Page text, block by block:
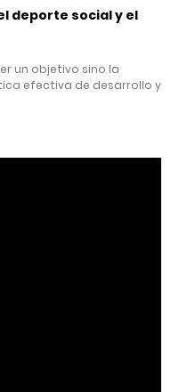
deporte social y el
un objetivo sino la
efectiva de desarrollo y